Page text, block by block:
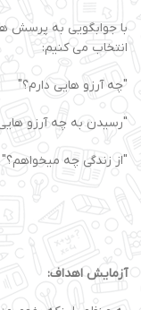
با جوابگویی به پرسش
انتخاب می کنیم:
"چه آرزو هایی دارم؟"
"رسیدن به چه آرزو
"از زندگی چه میخواهم؟"
آزمایش اهداف: